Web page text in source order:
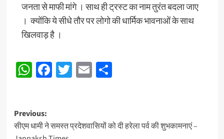
जनता से माफी मांगे । साथ ही ट्रस्ट का नाम तुरंत बदला जाए
। क्योंकि ये सीधे तौर पर लोगो की धार्मिक भावनाओं के साथ
खिलवाड़ है ।
WhatsApp
Facebook
Twitter
EmailShare
Post
navigation
Previous:
सीएम धामी ने समस्त प्रदेशवासियों को दी हरेला पर्व की शुभकामनाएं –